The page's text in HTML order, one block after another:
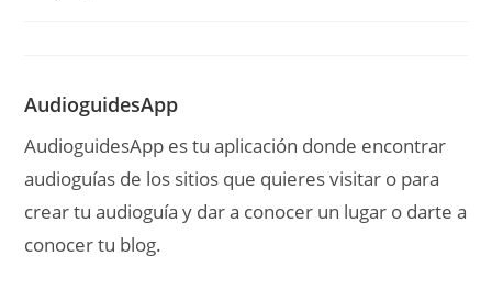
AudioguidesApp
AudioguidesApp es tu aplicación donde encontrar
audioguías de los sitios que quieres visitar o para
crear tu audioguía y dar a conocer un lugar o darte a
conocer tu blog.